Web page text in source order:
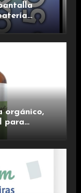
una
orgánico,
para